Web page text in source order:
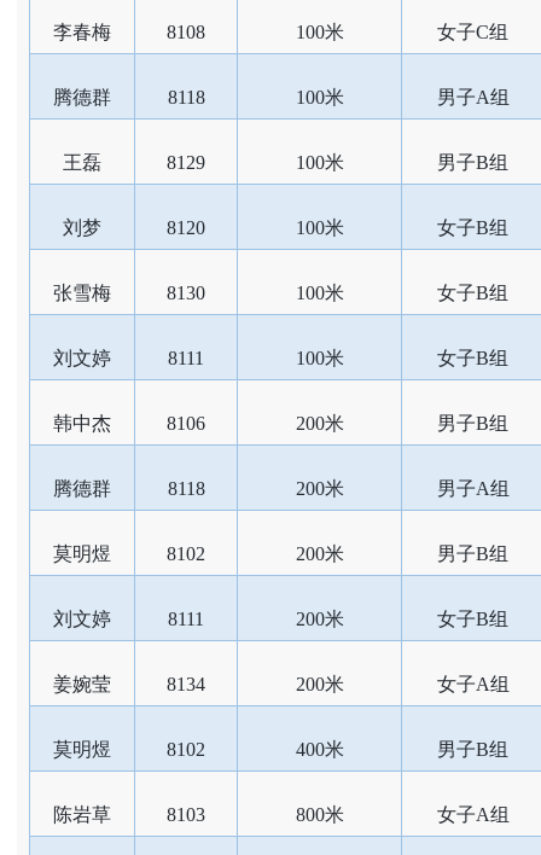
李春梅 8108 100米 女子C组
腾德群 8118 100米 男子A组
王磊 8129 100米 男子B组
刘梦 8120 100米 女子B组
张雪梅 8130 100米 女子B组
刘文婷 8111 100米 女子B组
韩中杰 8106 200米 男子B组
腾德群 8118 200米 男子A组
莫明煜 8102 200米 男子B组
刘文婷 8111 200米 女子B组
姜婉莹 8134 200米 女子A组
莫明煜 8102 400米 男子B组
陈岩草 8103 800米 女子A组